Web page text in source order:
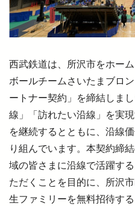
西武鉄道は、所沢市をホー
ボールチームさいたまブロ
ートナー契約」を締結しま
線」「訪れたい沿線」を実
を継続するとともに、沿線
り組んでいます。本契約締
域の皆さまに沿線で活躍す
ただくことを目的に、所沢
生ファミリーを無料招待す